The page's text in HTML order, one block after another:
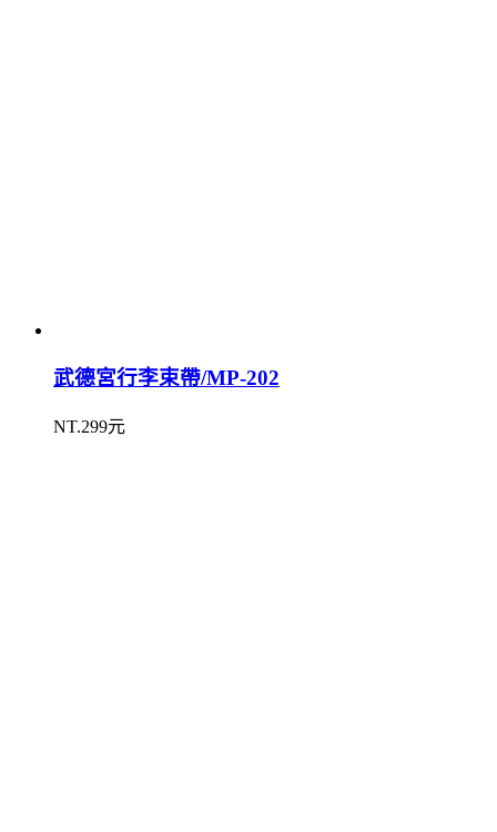
武德宮行李束帶/MP-202
NT.299元